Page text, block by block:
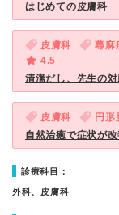
はじめての皮膚科
皮膚科 蕁麻
4.5
清潔だし、先生の
皮膚科 円形
自然治癒で症状が
診療科目：
外科、皮膚科